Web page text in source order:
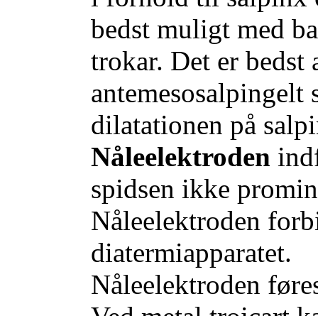
bedst muligt med
trokar. Det er bedst
antemesosalpingelt
dilatationen på
Nåleelektroden
spidsen ikke
Nåleelektroden
diatermiapparatet.
Nåleelektroden